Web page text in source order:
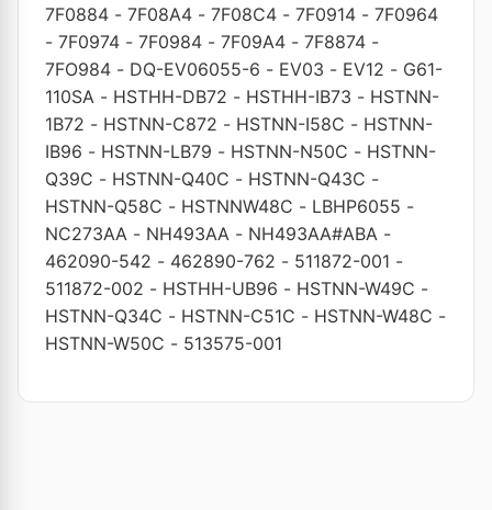
7F0884 - 7F08A4 - 7F08C4 - 7F0914 - 7F0964
- 7F0974 - 7F0984 - 7F09A4 - 7F8874 -
7FO984 - DQ-EV06055-6 - EV03 - EV12 - G61-
110SA - HSTHH-DB72 - HSTHH-IB73 - HSTNN-
1B72 - HSTNN-C872 - HSTNN-I58C - HSTNN-
IB96 - HSTNN-LB79 - HSTNN-N50C - HSTNN-
Q39C - HSTNN-Q40C - HSTNN-Q43C -
HSTNN-Q58C - HSTNNW48C - LBHP6055 -
NC273AA - NH493AA - NH493AA#ABA -
462090-542 - 462890-762 - 511872-001 -
511872-002 - HSTHH-UB96 - HSTNN-W49C -
HSTNN-Q34C - HSTNN-C51C - HSTNN-W48C -
HSTNN-W50C - 513575-001